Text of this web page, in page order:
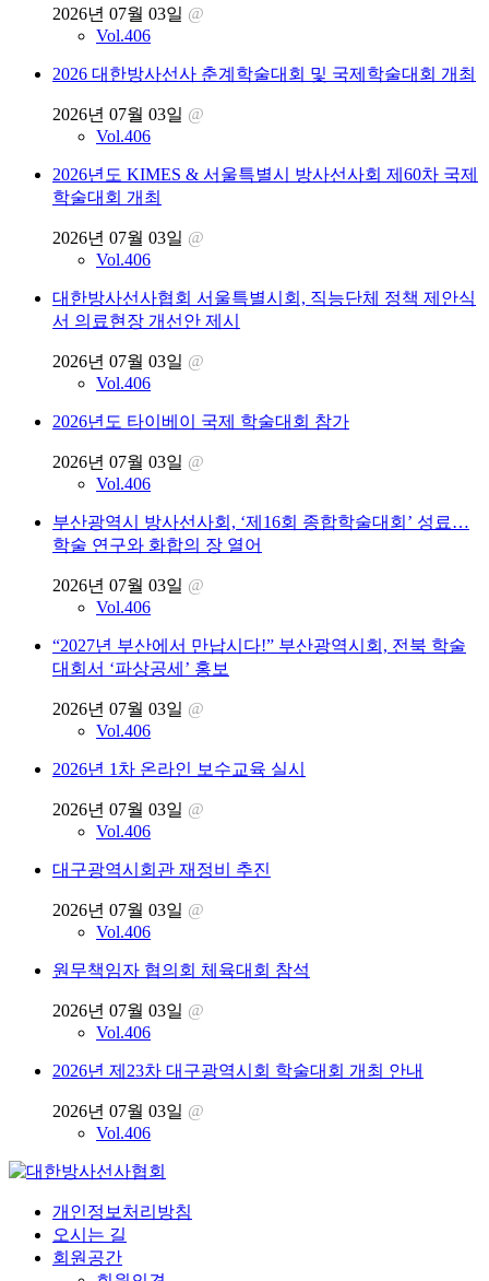
2026년 07월 03일 @
Vol.406
2026 대한방사선사 춘계학술대회 및 국제학술대회 개최
2026년 07월 03일 @
Vol.406
2026년도 KIMES & 서울특별시 방사선사회 제60차 국제
학술대회 개최
2026년 07월 03일 @
Vol.406
대한방사선사협회 서울특별시회, 직능단체 정책 제안식
서 의료현장 개선안 제시
2026년 07월 03일 @
Vol.406
2026년도 타이베이 국제 학술대회 참가
2026년 07월 03일 @
Vol.406
부산광역시 방사선사회, ‘제16회 종합학술대회’ 성료…
학술 연구와 화합의 장 열어
2026년 07월 03일 @
Vol.406
“2027년 부산에서 만납시다!” 부산광역시회, 전북 학술
대회서 ‘파상공세’ 홍보
2026년 07월 03일 @
Vol.406
2026년 1차 온라인 보수교육 실시
2026년 07월 03일 @
Vol.406
대구광역시회관 재정비 추진
2026년 07월 03일 @
Vol.406
원무책임자 협의회 체육대회 참석
2026년 07월 03일 @
Vol.406
2026년 제23차 대구광역시회 학술대회 개최 안내
2026년 07월 03일 @
Vol.406
개인정보처리방침
오시는 길
회원공간